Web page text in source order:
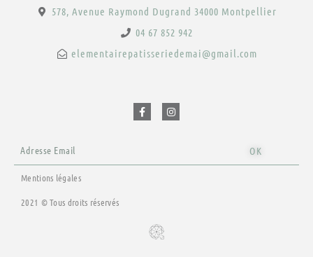
578, Avenue Raymond Dugrand 34000 Montpellier
04 67 852 942
elementairepatisseriedemai@gmail.com
e
b
f
t
a
OK
Mentions légales
2021 © Tous droits réservés